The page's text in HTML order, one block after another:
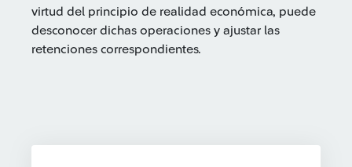
virtud del principio de realidad económica, puede
desconocer dichas operaciones y ajustar las
retenciones correspondientes.